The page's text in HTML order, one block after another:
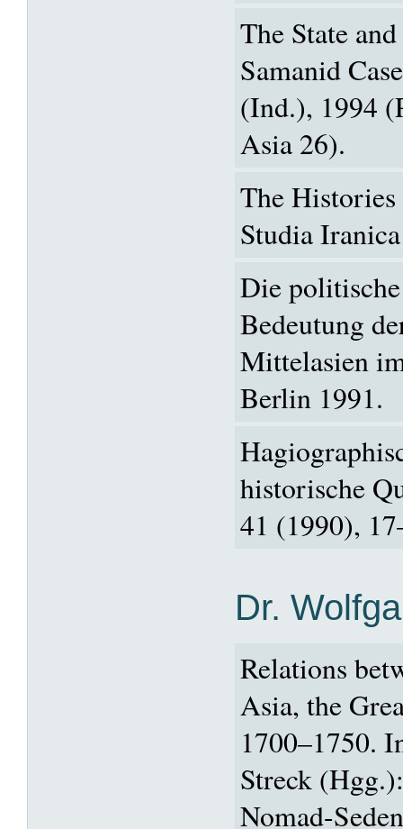
The State
Samanid
(Ind.), 1994
Asia 26).
The
Studia
Die
Bedeutung
Mittelasien
Berlin 1991.
historische
41 (1990),
Dr.
Relations
Asia, the
1700–1750.
Streck
Nomad-